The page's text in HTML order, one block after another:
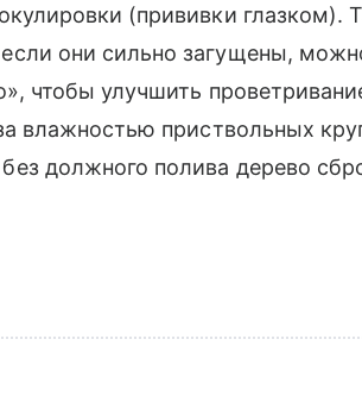
(прививки глазком).
они сильно загущены,
чтобы улучшить
влажностью приствольных
должного полива дерево